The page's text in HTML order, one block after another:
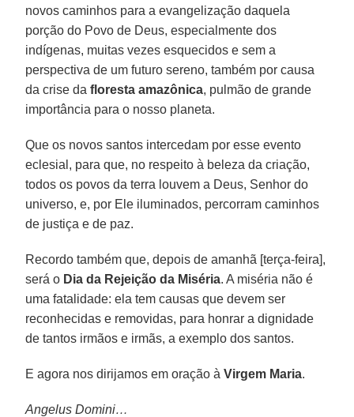
novos caminhos para a evangelização daquela
porção do Povo de Deus, especialmente dos
indígenas, muitas vezes esquecidos e sem a
perspectiva de um futuro sereno, também por causa
da crise dafloresta amazônica, pulmão de grande
importância para o nosso planeta.
Que os novos santos intercedam por esse evento
eclesial, para que, no respeito à beleza da criação,
todos os povos da terra louvem a Deus, Senhor do
universo, e, por Ele iluminados, percorram caminhos
de justiça e de paz.
Recordo também que, depois de amanhã [terça-feira],
será o Dia da Rejeição da Miséria. A miséria não é
uma fatalidade: ela tem causas que devem ser
reconhecidas e removidas, para honrar a dignidade
de tantos irmãos e irmãs, a exemplo dos santos.
E agora nos dirijamos em oração àVirgem Maria.
Angelus Domini…